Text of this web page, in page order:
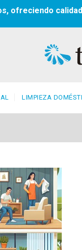
ofreciendo
LIMPIEZA